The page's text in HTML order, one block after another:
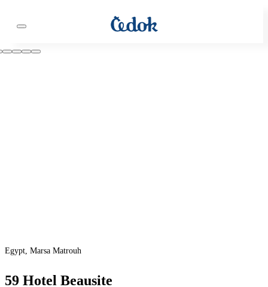
Egypt, Marsa Matrouh
59 Hotel Beausite